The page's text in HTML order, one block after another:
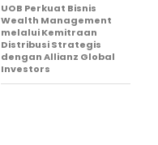
UOB Perkuat Bisnis
Wealth Management
melalui Kemitraan
Distribusi Strategis
dengan Allianz Global
Investors